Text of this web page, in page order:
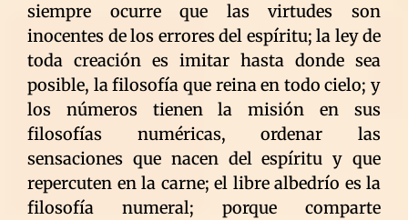
siempre ocurre que las virtudes son
inocentes de los errores del espíritu; la ley de
toda creación es imitar hasta donde sea
posible, la filosofía que reina en todo cielo; y
los números tienen la misión en sus
filosofías numéricas, ordenar las
sensaciones que nacen del espíritu y que
repercuten en la carne; el libre albedrío es la
filosofía numeral; porque comparte